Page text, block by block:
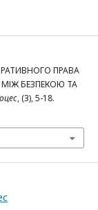
ПРАВА
БЕЗПЕКОЮ ТА
, (3), 5-18.